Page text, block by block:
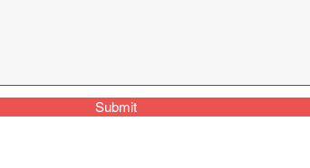
Submit